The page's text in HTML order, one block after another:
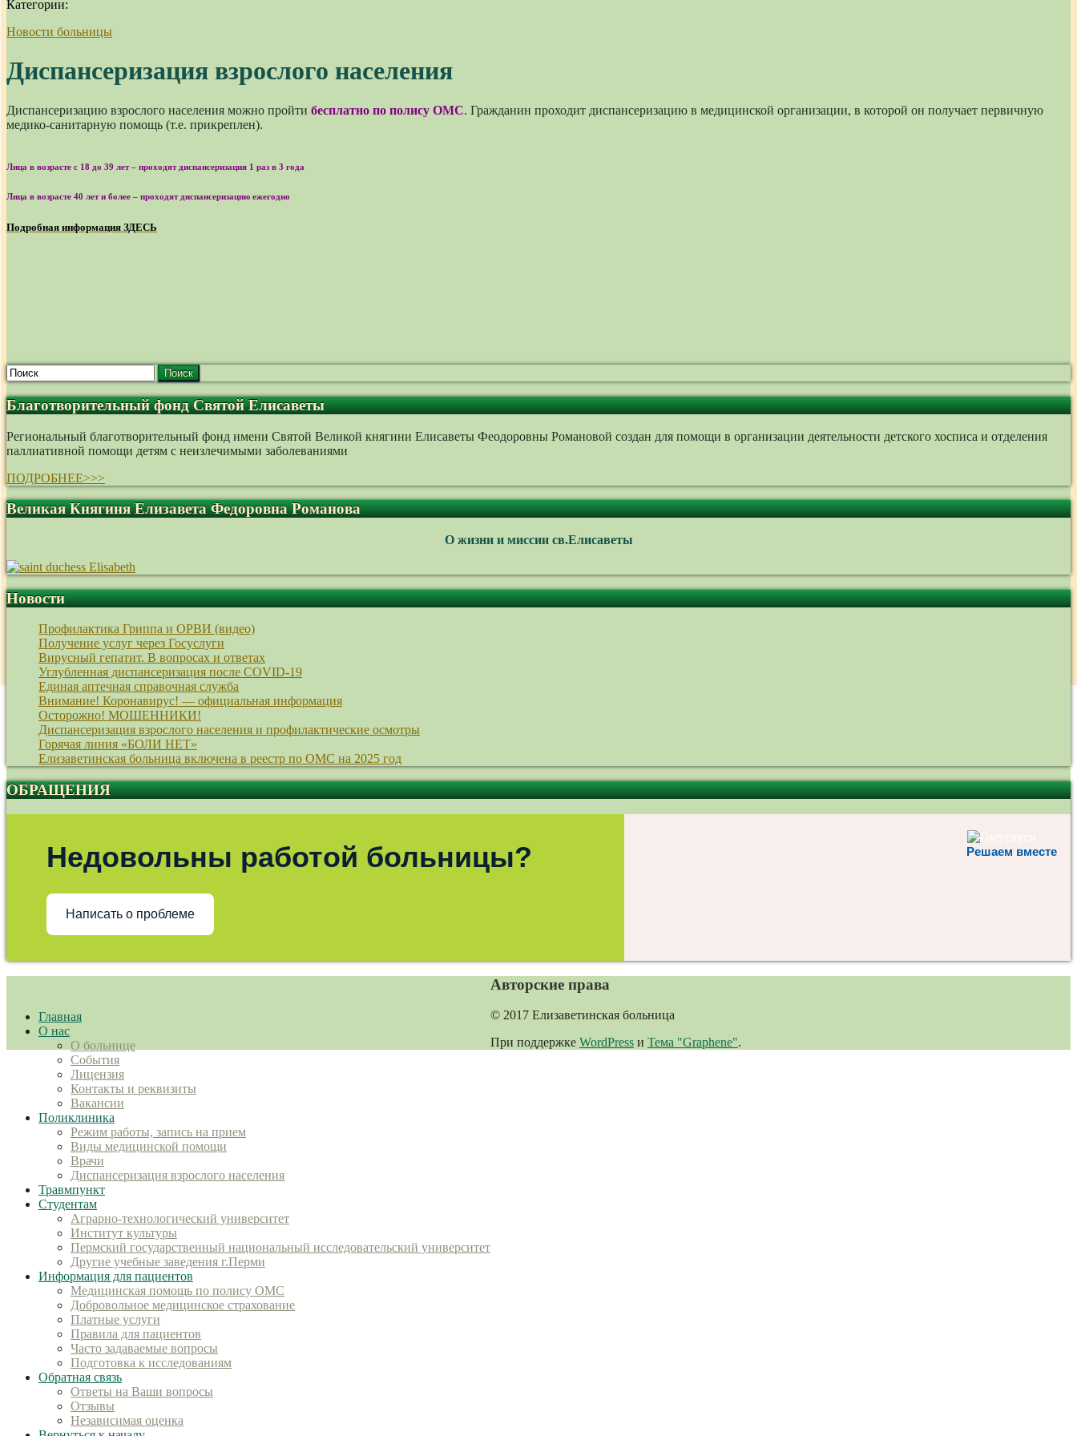
Категории:
Новости больницы
Диспансеризация взрослого населения
Диспансеризацию взрослого населения можно пройти бесплатно по полису ОМС. Гражданин проходит диспансеризацию в медицинской организации, в которой он получает первичную
медико-санитарную помощь (т.е. прикреплен).
Лица в возрасте с 18 до 39 лет – проходят диспансеризация 1 раз в 3 года
Лица в возрасте 40 лет и более – проходят диспансеризацию ежегодно
Подробная информация ЗДЕСЬ
Поиск
Благотворительный фонд Святой Елисаветы
Региональный благотворительный фонд имени Святой Великой княгини Елисаветы Феодоровны Романовой создан для помощи в организации деятельности детского хосписа и отделения
паллиативной помощи детям с неизлечимыми заболеваниями
ПОДРОБНЕЕ>>>
Великая Княгиня Елизавета Федоровна Романова
О жизни и миссии св.Елисаветы
Новости
Профилактика Гриппа и ОРВИ (видео)
Получение услуг через Госуслуги
Вирусный гепатит. В вопросах и ответах
Углубленная диспансеризация после COVID-19
Единая аптечная справочная служба
Внимание! Коронавирус! — официальная информация
Осторожно! МОШЕННИКИ!
Диспансеризация взрослого населения и профилактические осмотры
Горячая линия «БОЛИ НЕТ»
Елизаветинская больница включена в реестр по ОМС на 2025 год
ОБРАЩЕНИЯ
Решаем вместе
Недовольны работой больницы?
Написать о проблеме
Главная
О нас
О больнице
События
Лицензия
Контакты и реквизиты
Вакансии
Поликлиника
Режим работы, запись на прием
Виды медицинской помощи
Врачи
Диспансеризация взрослого населения
Травмпункт
Студентам
Аграрно-технологический университет
Институт культуры
Пермский государственный национальный исследовательский университет
Другие учебные заведения г.Перми
Информация для пациентов
Медицинская помощь по полису ОМС
Добровольное медицинское страхование
Платные услуги
Правила для пациентов
Часто задаваемые вопросы
Подготовка к исследованиям
Обратная связь
Ответы на Ваши вопросы
Отзывы
Независимая оценка
Авторские права
© 2017 Елизаветинская больница
При поддержке WordPress и Тема "Graphene".